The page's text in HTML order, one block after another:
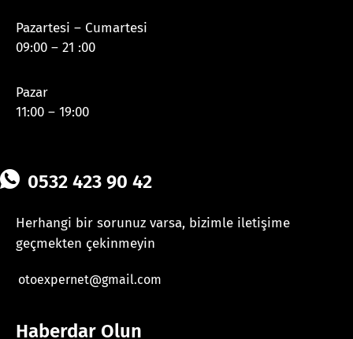
Pazartesi – Cumartesi
09:00 – 21 :00
Pazar
11:00 – 19:00
0532 423 90 42
Herhangi bir sorunuz varsa, bizimle iletişime
geçmekten çekinmeyin
otoexpernet@gmail.com
Haberdar Olun